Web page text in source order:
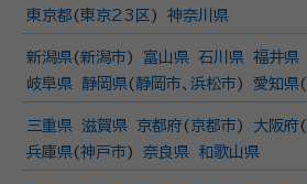
東京都 (東京23区) 神奈川県
新潟県(新潟市) 富山県 石川県 福井県
岐阜県
静岡県(静岡市、 浜松市) 愛知県(
三重県 滋賀県 京都府(京都市) 大阪府(
兵庫県(神戸市) 奈良県 和歌山県